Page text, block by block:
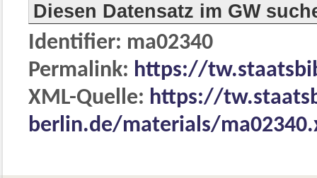
Diesen Datensatz im GW
Identifier: ma02340
Permalink: https://
XML-Quelle: https://
berlin.de/materials/